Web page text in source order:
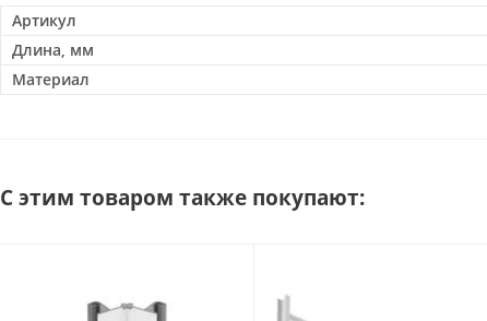
Артикул
Длина, мм
Материал
С этим товаром также покупают: